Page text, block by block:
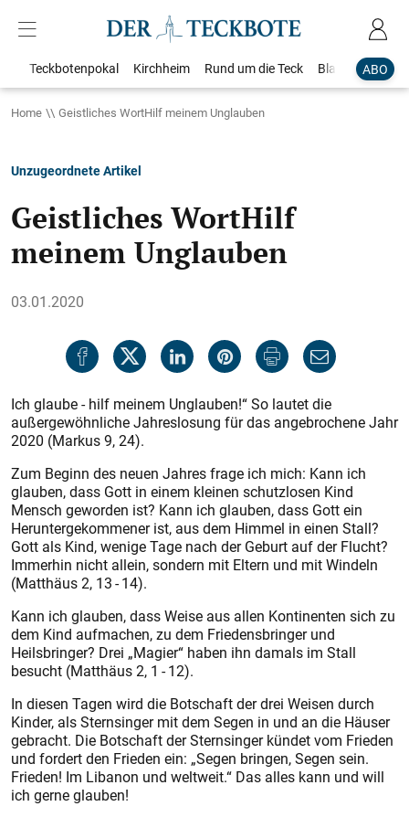
ABO
Teckbotenpokal Kirchheim Rund um die Teck Blaulicht
Home Geistliches WortHilf meinem Unglauben
Unzugeordnete Artikel
Geistliches WortHilf
meinem Unglauben
03.01.2020
Ich glaube - hilf meinem Unglauben!“ So lautet die
außergewöhnliche Jahreslosung für das angebrochene Jahr
2020 (Markus 9, 24).
Zum Beginn des neuen Jahres frage ich mich: Kann ich
glauben, dass Gott in einem kleinen schutzlosen Kind
Mensch geworden ist? Kann ich glauben, dass Gott ein
Heruntergekommener ist, aus dem Himmel in einen Stall?
Gott als Kind, wenige Tage nach der Geburt auf der Flucht?
Immerhin nicht allein, sondern mit Eltern und mit Windeln
(Matthäus 2, 13 - 14).
Kann ich glauben, dass Weise aus allen Kontinenten sich zu
dem Kind aufmachen, zu dem Friedensbringer und
Heilsbringer? Drei „Magier“ haben ihn damals im Stall
besucht (Matthäus 2, 1 - 12).
In diesen Tagen wird die Botschaft der drei Weisen durch
Kinder, als Sternsinger mit dem Segen in und an die Häuser
gebracht. Die Botschaft der Sternsinger kündet vom Frieden
und fordert den Frieden ein: „Segen bringen, Segen sein.
Frieden! Im Libanon und weltweit.“ Das alles kann und will
ich gerne glauben!